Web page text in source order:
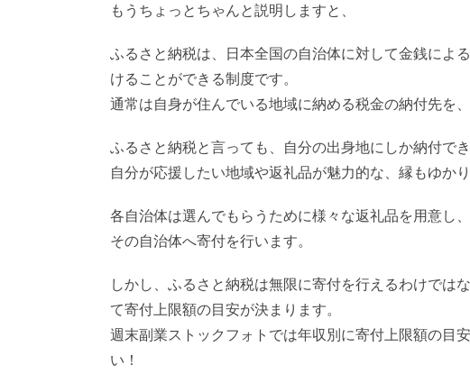
もうちょっとちゃんと説明しますと、
ふるさと納税は、日本全国の自治体に対して金銭によ
けることができる制度です。
通常は自身が住んでいる地域に納める税金の納付先を
ふるさと納税と言っても、自分の出身地にしか納付で
自分が応援したい地域や返礼品が魅力的な、縁もゆか
各自治体は選んでもらうために様々な返礼品を用意し
その自治体へ寄付を行います。
しかし、ふるさと納税は無限に寄付を行えるわけでは
て寄付上限額の目安が決まります。
週末副業ストックフォトでは年収別に寄付上限額の目
い！